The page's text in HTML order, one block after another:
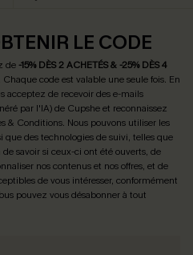
LE CODE
de -15% DÈS 2 ACHETÉS & -25% DÈS 4
code est valable une seule fois. En
acceptez de recevoir des e-mails
par l'IA) de Cupshe et reconnaissez
& Conditions. Nous pouvons utiliser les
que des technologies de suivi, telles que
savoir si ceux-ci ont été ouverts, de
nos contenus et nos offres, et de
de vous intéresser, conformément
pouvez vous désabonner à tout